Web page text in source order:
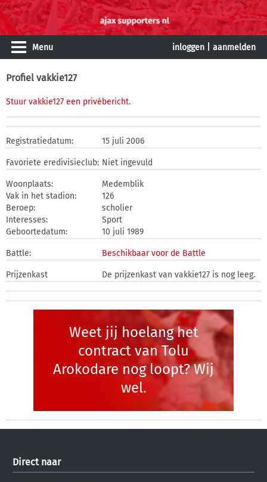
Menu inloggen aanmelden
Profiel vakkie127
Stuur vakkie127 een privébericht.
Registratiedatum: 15 juli 2006
Favoriete eredivisieclub: Niet ingevuld
Woonplaats:
Medemblik
Vak in het stadion:
126
Beroep:
scholier
Interesses:
Sport
Geboortedatum:
10 juli 1989
Battle: Beschikbaar voor de Battle
Prijzenkast De prijzenkast van vakkie127 is nog leeg.
Weet jij hoelang het
contract van Tolu
Arokodare nog loopt? Wij
wel.
Direct naar